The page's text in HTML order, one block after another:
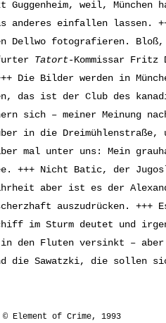
Guggenheim, weil,
anderes einfallen lassen.
Dellwo fotografieren.
Tatort-Kommissar
Die Bilder werden in
das ist der Club des
sich – meiner Meinung
in die Dreimühlenstraße,
unter uns: Mein
+++ Nicht Batic, der
aber ist es der
auszudrücken. +++
im Sturm deutet und
in den Fluten versinkt –
die Sawatzki, die sollen
Element of Crime, 1993